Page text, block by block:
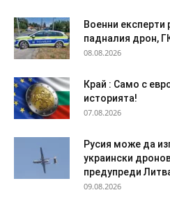
Военни експерти
падналия дрон,
08.08.2026
Край : Само с
историята!
07.08.2026
Русия може да
украински
предупреди
09.08.2026